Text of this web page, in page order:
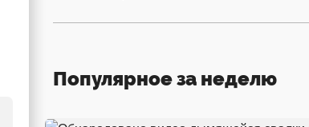
Популярное за неделю